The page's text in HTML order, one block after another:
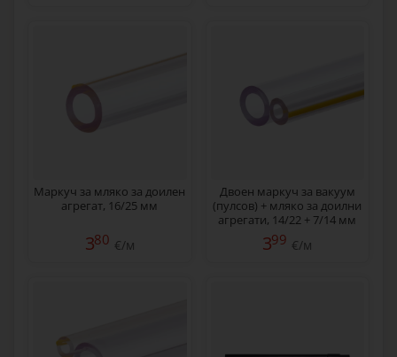
Маркуч за мляко за доилен
агрегат, 16/25 мм
380 €/м
Двоен маркуч за вакуум
(пулсов) + мляко за доилни
агрегати, 14/22 + 7/14 мм
399 €/м